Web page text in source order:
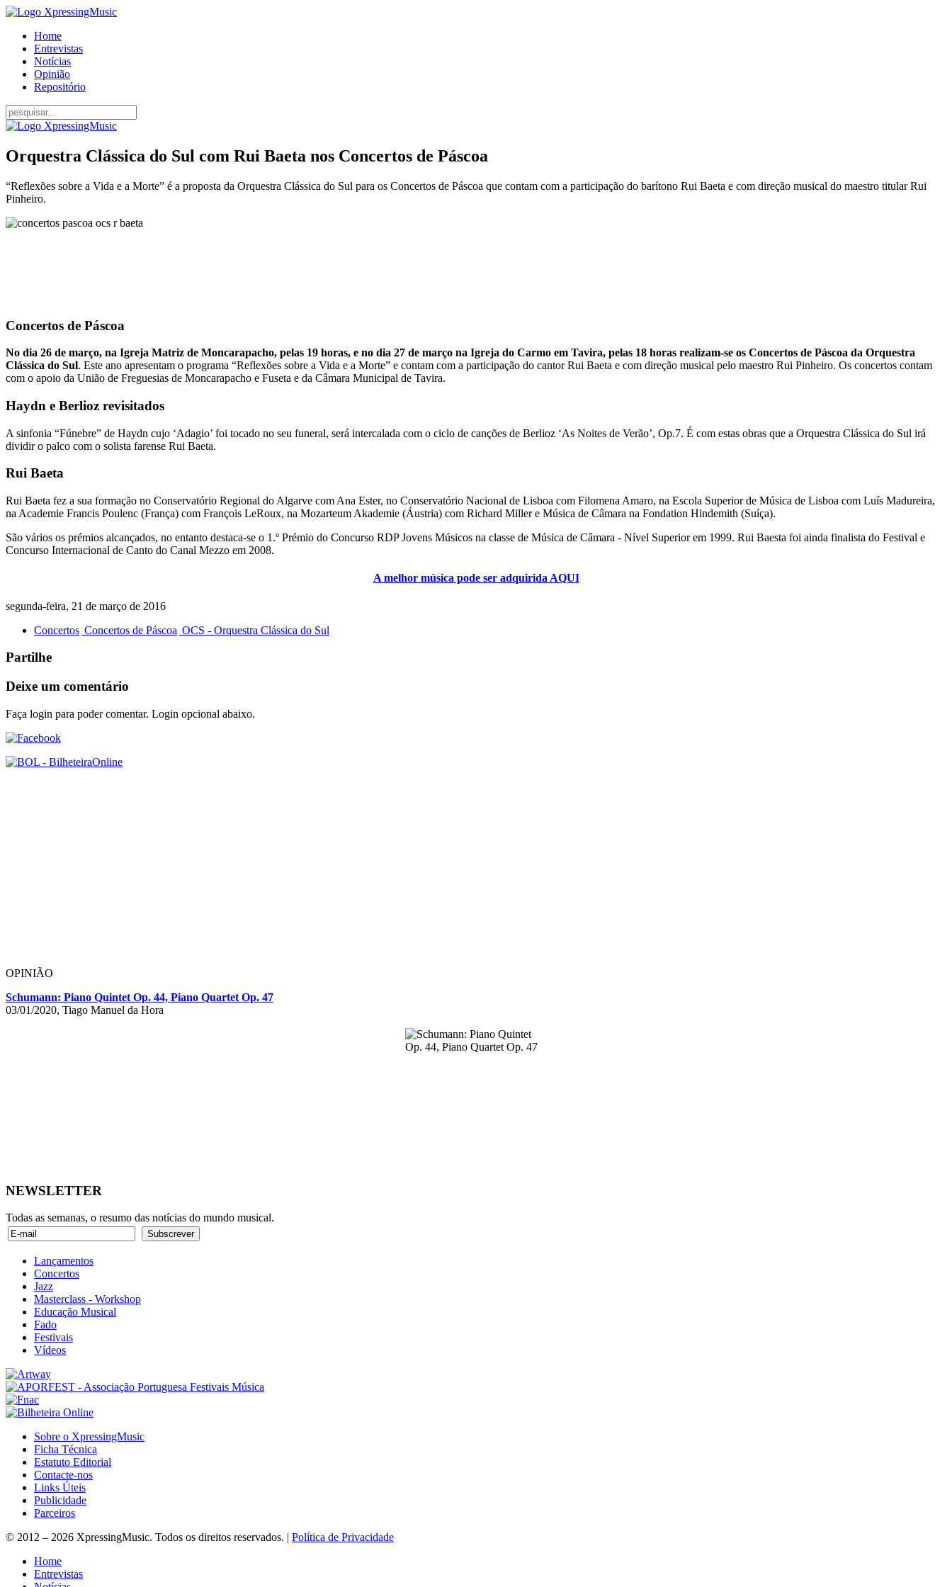
Home
Entrevistas
Notícias
Opinião
Repositório
Orquestra Clássica do Sul com Rui Baeta nos Concertos de Páscoa
“Reflexões sobre a Vida e a Morte” é a proposta da Orquestra Clássica do Sul para os Concertos de Páscoa que contam com a participação do barítono Rui Baeta e com direção musical do maestro titular Rui
Pinheiro.
Concertos de Páscoa
No dia 26 de março, na Igreja Matriz de Moncarapacho, pelas 19 horas, e no dia 27 de março na Igreja do Carmo em Tavira, pelas 18 horas realizam-se os Concertos de Páscoa da Orquestra
Clássica do Sul. Este ano apresentam o programa “Reflexões sobre a Vida e a Morte” e contam com a participação do cantor Rui Baeta e com direção musical pelo maestro Rui Pinheiro. Os concertos contam
com o apoio da União de Freguesias de Moncarapacho e Fuseta e da Câmara Municipal de Tavira.
Haydn e Berlioz revisitados
A sinfonia “Fúnebre” de Haydn cujo ‘Adagio’ foi tocado no seu funeral, será intercalada com o ciclo de canções de Berlioz ‘As Noites de Verão’, Op.7. É com estas obras que a Orquestra Clássica do Sul irá
dividir o palco com o solista farense Rui Baeta.
Rui Baeta
Rui Baeta fez a sua formação no Conservatório Regional do Algarve com Ana Ester, no Conservatório Nacional de Lisboa com Filomena Amaro, na Escola Superior de Música de Lisboa com Luís Madureira,
na Academie Francis Poulenc (França) com François LeRoux, na Mozarteum Akademie (Áustria) com Richard Miller e Música de Câmara na Fondation Hindemith (Suíça).
São vários os prémios alcançados, no entanto destaca-se o 1.º Prémio do Concurso RDP Jovens Músicos na classe de Música de Câmara - Nível Superior em 1999. Rui Baesta foi ainda finalista do Festival e
Concurso Internacional de Canto do Canal Mezzo em 2008.
A melhor música pode ser adquirida AQUI
segunda-feira, 21 de março de 2016
Concertos Concertos de Páscoa OCS - Orquestra Clássica do Sul
Partilhe
Deixe um comentário
Faça login para poder comentar. Login opcional abaixo.
OPINIÃO
Schumann: Piano Quintet Op. 44, Piano Quartet Op. 47
03/01/2020, Tiago Manuel da Hora
NEWSLETTER
Todas as semanas, o resumo das notícias do mundo musical.
Lançamentos
Concertos
Jazz
Masterclass - Workshop
Educação Musical
Fado
Festivais
Vídeos
Sobre o XpressingMusic
Ficha Técnica
Estatuto Editorial
Contacte-nos
Links Úteis
Publicidade
Parceiros
© 2012 – 2026 XpressingMusic. Todos os direitos reservados. | Política de Privacidade
Home
Entrevistas